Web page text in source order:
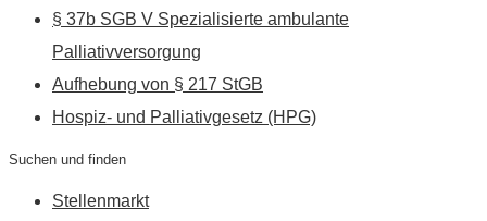
§ 37b SGB V Spezialisierte ambulante
Palliativversorgung
Aufhebung von § 217 StGB
Hospiz- und Palliativgesetz (HPG)
Suchen und finden
Stellenmarkt